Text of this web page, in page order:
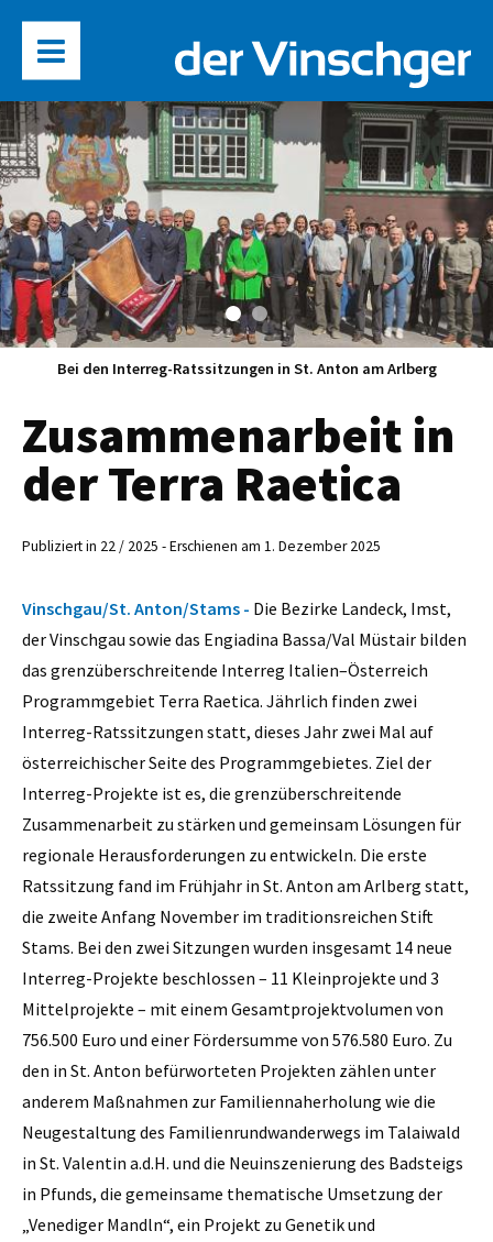
Bei den Interreg-Ratssitzungen in St. Anton am Arlberg
Zusammenarbeit in
der Terra Raetica
Publiziert in 22 / 2025 - Erschienen am 1. Dezember 2025
Vinschgau/St. Anton/Stams - Die Bezirke Landeck, Imst,
der Vinschgau sowie das Engiadina Bassa/Val Müstair bilden
das grenzüberschreitende Interreg Italien–Österreich
Programmgebiet Terra Raetica. Jährlich finden zwei
Interreg-Ratssitzungen statt, dieses Jahr zwei Mal auf
österreichischer Seite des Programmgebietes. Ziel der
Interreg-Projekte ist es, die grenzüberschreitende
Zusammenarbeit zu stärken und gemeinsam Lösungen für
regionale Herausforderungen zu entwickeln. Die erste
Ratssitzung fand im Frühjahr in St. Anton am Arlberg statt,
die zweite Anfang November im traditionsreichen Stift
Stams. Bei den zwei Sitzungen wurden insgesamt 14 neue
Interreg-Projekte beschlossen – 11 Kleinprojekte und 3
Mittelprojekte – mit einem Gesamtprojektvolumen von
756.500 Euro und einer Fördersumme von 576.580 Euro. Zu
den in St. Anton befürworteten Projekten zählen unter
anderem Maßnahmen zur Familiennaherholung wie die
Neugestaltung des Familienrundwanderwegs im Talaiwald
in St. Valentin a.d.H. und die Neuinszenierung des Badsteigs
in Pfunds, die gemeinsame thematische Umsetzung der
„Venediger Mandln“, ein Projekt zu Genetik und